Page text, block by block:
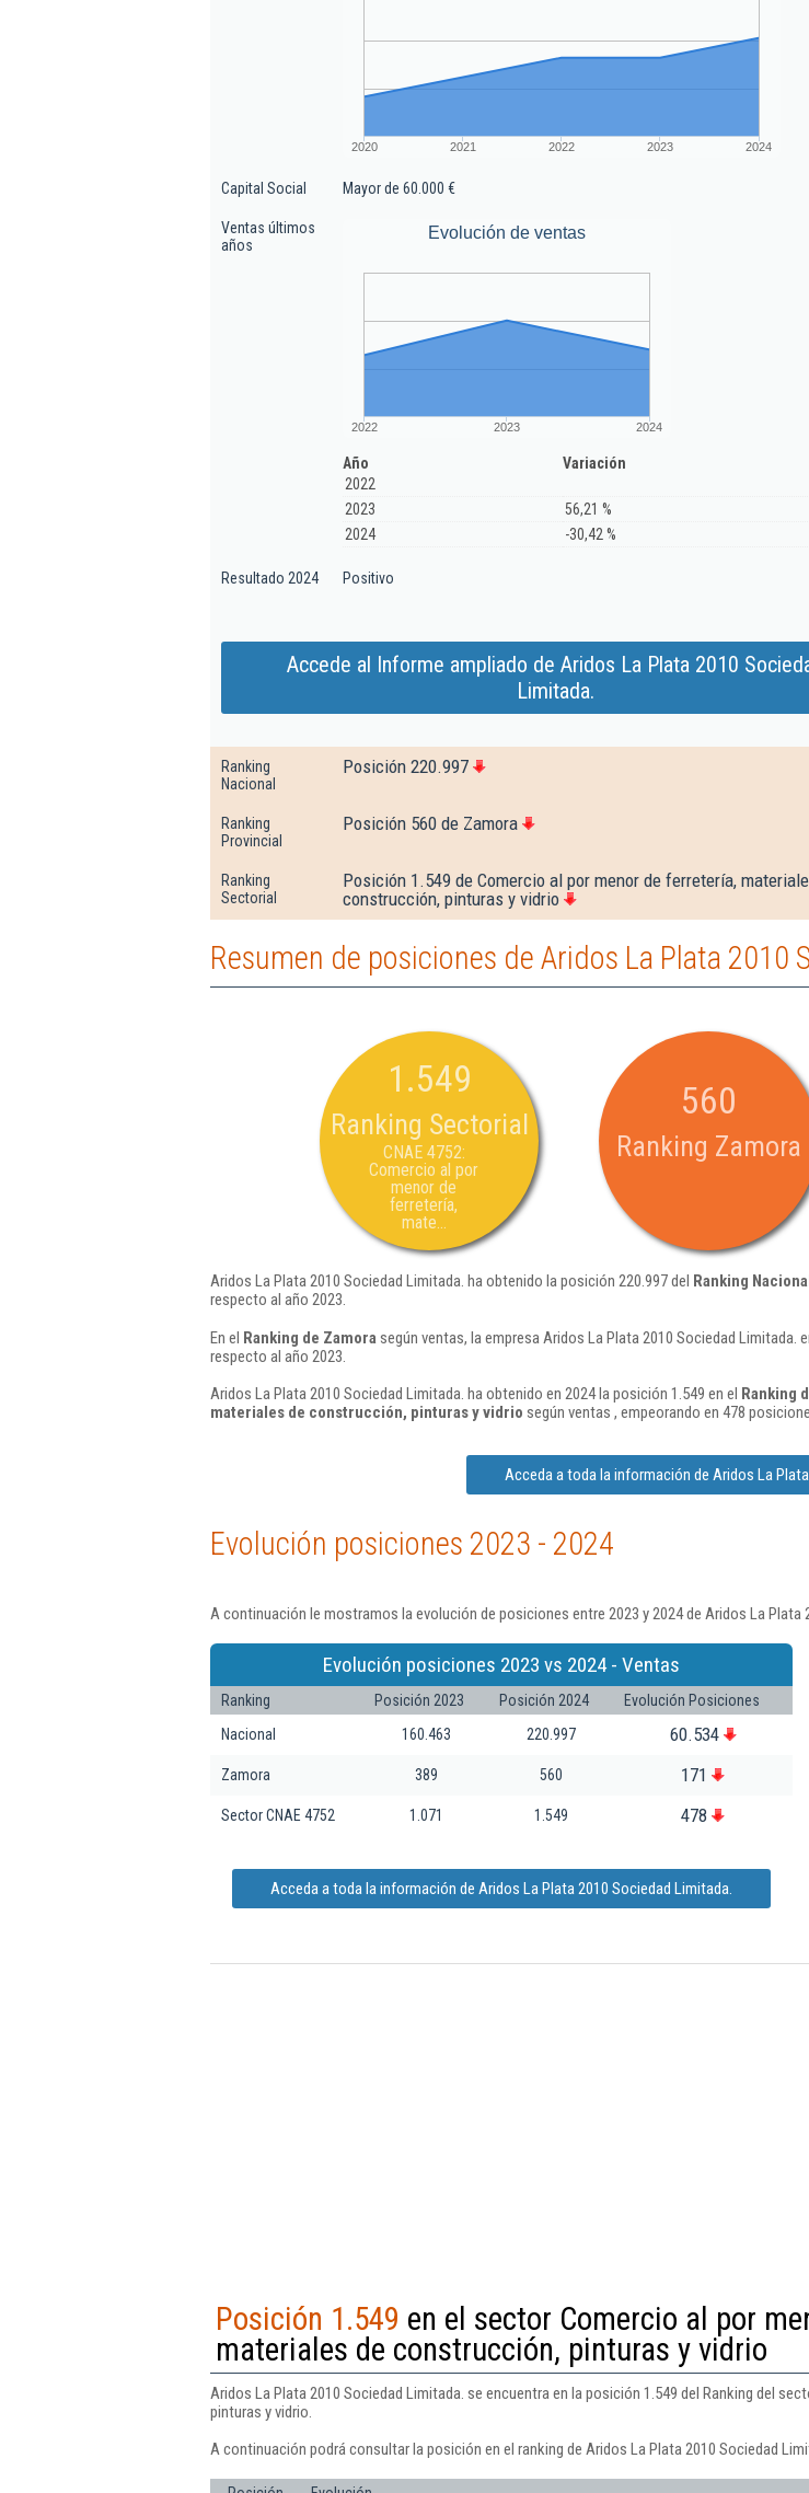
2020 2021 2022 2023 2024
Capital Social Mayor de 60.000 €
Ventas últimos
años
Evolución de ventas
2022 2023 2024
Año
Variación
2022
2023
56,21 %
2024
-30,42 %
Resultado 2024 Positivo
Accede al Informe ampliado de Aridos La Plata 2010
Limitada.
Ranking
Nacional
Posición 220.997
Ranking
Provincial
Posición 560 de Zamora
Ranking
Sectorial
Posición 1.549 de Comercio al por menor de ferretería,
construcción, pinturas y vidrio
Resumen de posiciones de Aridos La Plata 2010
1.549
Ranking Sectorial
CNAE 4752:
Comercio al por
menor de
ferretería,
mate...
560
Ranking Zamora
Aridos La Plata 2010 Sociedad Limitada. ha obtenido la posición 220.997 del Ranking
respecto al año 2023.
En el Ranking de Zamora según ventas, la empresa Aridos La Plata 2010 Sociedad
respecto al año 2023.
Aridos La Plata 2010 Sociedad Limitada. ha obtenido en 2024 la posición 1.549 en el Ranking
materiales de construcción, pinturas y vidrio según ventas , empeorando en 478
Acceda a toda la información de Aridos La
Evolución posiciones 2023 - 2024
A continuación le mostramos la evolución de posiciones entre 2023 y 2024 de Aridos La
Evolución posiciones 2023 vs 2024 - Ventas
Ranking Posición 2023 Posición 2024
Evolución Posiciones
Nacional
160.463 220.997 60.534
Zamora 389 560 171
Sector CNAE 4752 1.071 1.549 478
Acceda a toda la información de Aridos La Plata 2010 Sociedad Limitada.
Posición 1.549 en el sector Comercio al por
materiales de construcción, pinturas y vidrio
Aridos La Plata 2010 Sociedad Limitada. se encuentra en la posición 1.549 del Ranking del
pinturas y vidrio.
A continuación podrá consultar la posición en el ranking de Aridos La Plata 2010 Sociedad